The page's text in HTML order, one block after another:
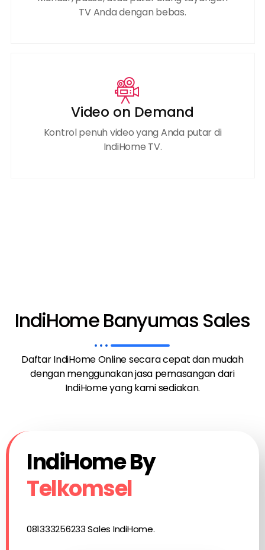
TV Anda dengan bebas.
Video on Demand
Kontrol penuh video yang Anda putar di
IndiHome TV.
IndiHome Banyumas Sales
Daftar IndiHome Online secara cepat dan mudah
dengan menggunakan jasa pemasangan dari
IndiHome yang kami sediakan.
IndiHome By
Telkomsel
081333256233 Sales IndiHome.